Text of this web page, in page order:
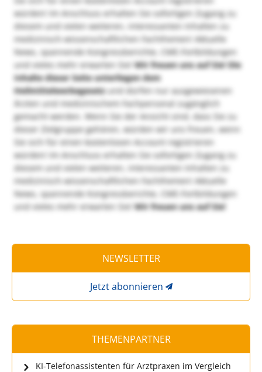
würden! Im Anschluss erhalten Sie sofortigen Zugang zu
diesem und vielen weiteren, interessanten Inhalten zu
medizinisch-wissenschaftlichen Fachthemen! Aktuelle
News, spannende Kongressberichte, CME-Fortbildungen
und vieles mehr erwarten Sie!Wir freuen uns auf Sie! Die
Inhalte dieser Seite unterliegen dem
Heilmittelwerbegesetzund dürfen nur ausgewiesenen
Ärzten und medizinischem Fachpersonal zugänglich
gemacht werden. Wenn Sie der Ansicht sind, dass Sie zu
dieser Zielgruppe gehören, würden wir uns freuen, wenn
Sie sich für einen kostenlosen Account registrieren
würden! Im Anschluss erhalten Sie sofortigen Zugang zu
diesem und vielen weiteren, interessanten Inhalten zu
medizinisch-wissenschaftlichen Fachthemen! Aktuelle
News, spannende Kongressberichte, CME-Fortbildungen
und vieles mehr erwarten Sie!Wir freuen uns auf Sie!
NEWSLETTER
Jetzt abonnieren
THEMENPARTNER
KI-Telefonassistenten für Arztpraxen im Vergleich